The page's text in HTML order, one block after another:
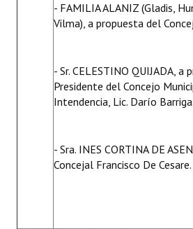
- FAMILIA ALANIZ (Gladis,
Vilma), a propuesta del
- Sr. CELESTINO QUIJADA, a
Presidente del Concejo
Intendencia, Lic. Darío Barriga.
- Sra. INES CORTINA DE
Concejal Francisco De Cesare.